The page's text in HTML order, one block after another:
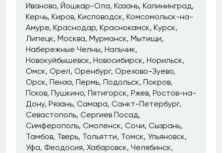
Иваново Йошкар-Ола Казань Калининград
Керчь Киров Кисловодск Комсомольск-на-
Амуре Краснодар Краснокамск Курск
Липецк Москва Мурманск Мытищи
Набережные Челны Нальчик
Новокуйбышевск Новосибирск Норильск
Омск Орел Оренбург Орехово-Зуево
Орск Пенза Пермь Подольск Покров
Псков Пушкино Пятигорск Ржев Ростов-на-
Дону Рязань Самара Санкт-Петербург
Севастополь Сергиев Посад
Симферополь Смоленск Сочи Сызрань
Тамбов Тверь Тольятти Томск Ульяновск
Уфа Феодосия Хабаровск Челябинск